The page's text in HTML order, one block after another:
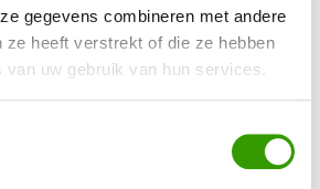
gegevens combineren met andere
ze heeft verstrekt of die ze hebben
uw gebruik van hun services.
Prijs excl.BTW*